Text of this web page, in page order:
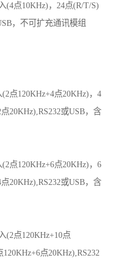
(4点10KHz)，24点(R/T/S)
，不可扩充通讯模组
点120KHz+4点20KHz)，4
20KHz),RS232或USB，含
点120KHz+6点20KHz)，6
20KHz),RS232或USB，含
(2点120KHz+10点
点20KHz),RS232